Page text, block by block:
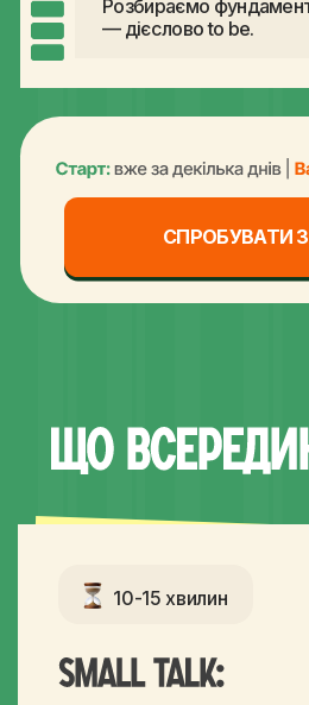
10-15 хвилин
та вчимося презентувати себе.
15 хвилин
15 хвилин